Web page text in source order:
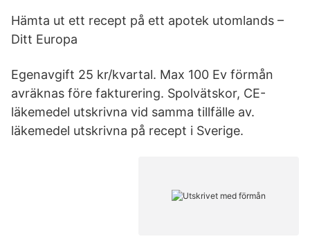
Hämta ut ett recept på ett apotek utomlands –
Ditt Europa
Egenavgift 25 kr/kvartal. Max 100 Ev förmån
avräknas före fakturering. Spolvätskor, CE-
läkemedel utskrivna vid samma tillfälle av.
läkemedel utskrivna på recept i Sverige.